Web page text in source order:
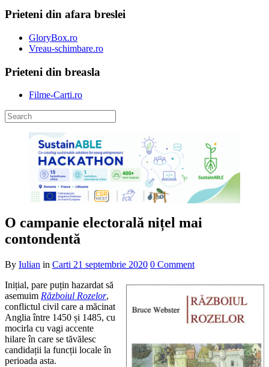
Prieteni din afara breslei
GloryBox.ro
Vreau-schimbare.ro
Prieteni din breasla
Filme-Carti.ro
O campanie electorală nițel mai
contondentă
By Iulian in Carti 21 septembrie 2020 0 Comment
Inițial, pare puțin hazardat să
asemuim Războiul Rozelor,
conflictul civil care a măcinat
Anglia între 1450 și 1485, cu
mocirla cu vagi accente
hilare în care se tăvălesc
candidații la funcții locale în
perioada asta.